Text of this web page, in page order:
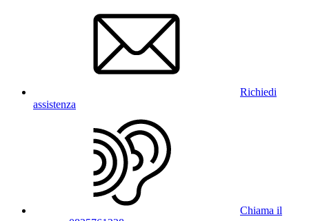
Richiedi
assistenza
Chiama il